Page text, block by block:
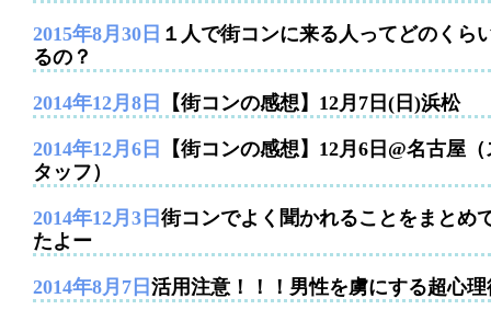
2015年8月30日 １人で街コンに来る人ってどのくら
るの？
2014年12月8日 【街コンの感想】12月7日(日)浜松
2014年12月6日
【街コンの感想】12月6日@名古屋（
タッフ）
2014年12月3日 街コンでよく聞かれることをまとめ
たよー
2014年8月7日 活用注意！！！男性を虜にする超心理